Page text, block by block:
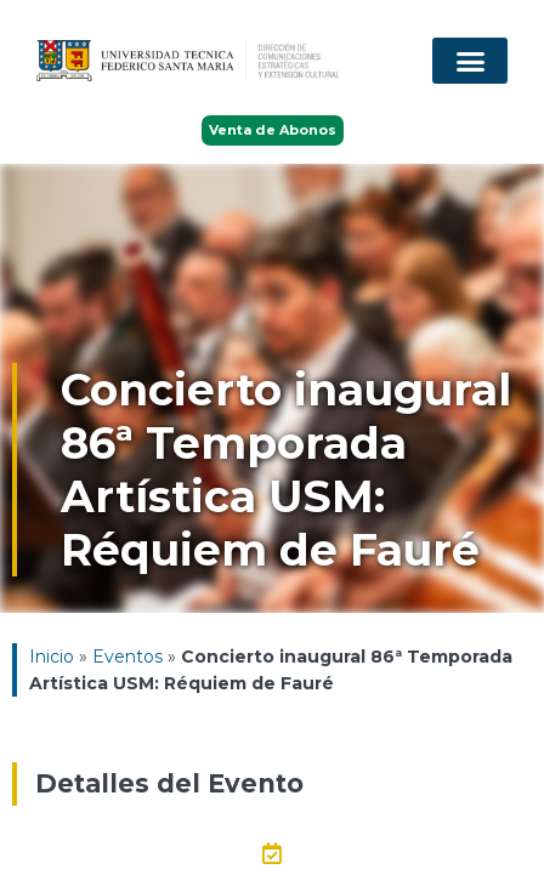
Venta de Abonos
Concierto inaugural
86ª Temporada
Artística USM:
Réquiem de Fauré
Inicio » Eventos » Concierto inaugural 86ª Temporada
Artística USM: Réquiem de Fauré
Detalles del Evento